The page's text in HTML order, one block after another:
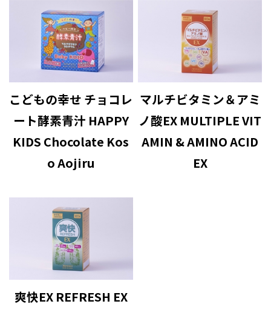
こどもの幸せ チョコレ
ート酵素青汁 HAPPY
KIDS Chocolate Kos
o Aojiru
マルチビタミン＆アミ
ノ酸EX MULTIPLE VIT
AMIN & AMINO ACID
EX
爽快EX REFRESH EX